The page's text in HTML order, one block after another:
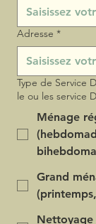
Adresse *
Type de Service
le ou les service
Ménage
Grand
Nettoyage